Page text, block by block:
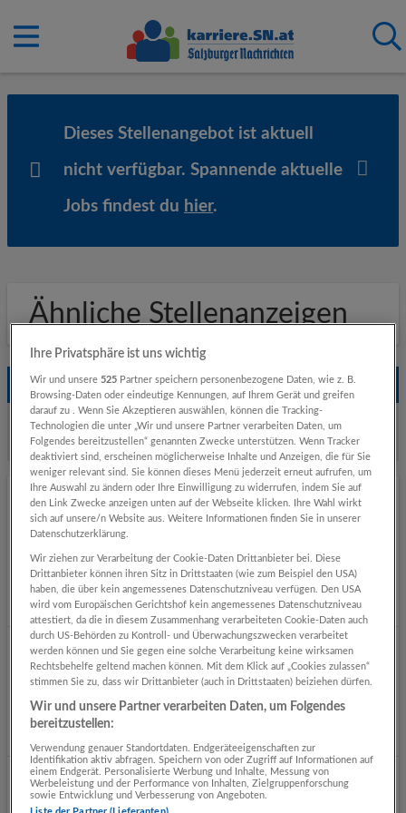
Dieses Stellenangebot ist aktuell
nicht verfügbar. Spannende aktuelle
Jobs findest du hier.
Ähnliche Stellenanzeigen
Empfohlene Jobs
Weitere Jobs von COOL MAMA Hotel Salzburg Sky
Restaurant Bar
Büromitarbeiter mit gastronomischer
Erfahrung (w/m/d)
05.08.2026,Chef Partie Catering
Salzburg
Gestern veröffentlicht
Cateringleitung (alle Geschlechter)
05.08.2026,Chef Partie Catering
Salzburg
Catering Koch (alle Geschlechter)
Ihre Privatsphäre ist uns wichtig
Wir und unsere525 Partner speichern personenbezogene Daten, wie z. B.
Browsing-Daten oder eindeutige Kennungen, auf Ihrem Gerät und greifen
darauf zu . Wenn Sie Akzeptieren auswählen, können die Tracking-
Technologien die unter „Wir und unsere Partner verarbeiten Daten, um
Folgendes bereitzustellen“ genannten Zwecke unterstützen. Wenn Tracker
deaktiviert sind, erscheinen möglicherweise Inhalte und Anzeigen, die für Sie
weniger relevant sind. Sie können dieses Menü jederzeit erneut aufrufen, um
Ihre Auswahl zu ändern oder Ihre Einwilligung zu widerrufen, indem Sie auf
den Link Zwecke anzeigen unten auf der Webseite klicken. Ihre Wahl wirkt
sich auf unsere/n Website aus. Weitere Informationen finden Sie in unserer
Datenschutzerklärung.
Wir ziehen zur Verarbeitung der Cookie-Daten Drittanbieter bei. Diese
Drittanbieter können ihren Sitz in Drittstaaten (wie zum Beispiel den USA)
haben, die über kein angemessenes Datenschutzniveau verfügen. Den USA
wird vom Europäischen Gerichtshof kein angemessenes Datenschutzniveau
attestiert, da die in diesem Zusammenhang verarbeiteten Cookie-Daten auch
durch US-Behörden zu Kontroll- und Überwachungszwecken verarbeitet
werden können und Sie gegen eine solche Verarbeitung keine wirksamen
Rechtsbehelfe geltend machen können. Mit dem Klick auf „Cookies zulassen“
stimmen Sie zu, dass wir Drittanbieter (auch in Drittstaaten) beiziehen dürfen.
Wir und unsere Partner verarbeiten Daten, um Folgendes
bereitzustellen:
Verwendung genauer Standortdaten. Endgeräteeigenschaften zur
Identifikation aktiv abfragen. Speichern von oder Zugriff auf Informationen auf
einem Endgerät. Personalisierte Werbung und Inhalte, Messung von
Werbeleistung und der Performance von Inhalten, Zielgruppenforschung
sowie Entwicklung und Verbesserung von Angeboten.